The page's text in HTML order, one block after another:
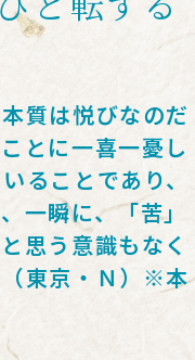
質は悦びなのだ
とに一喜一憂し
ることであり、
一瞬に、「苦」
思う意識もなく
（東京・Ｎ）※本